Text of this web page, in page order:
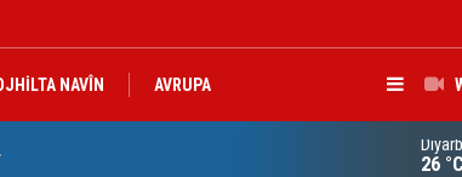
NAVÎN AVRUPA
Lêkolîna navendeke Amerîkayê:
26 °C